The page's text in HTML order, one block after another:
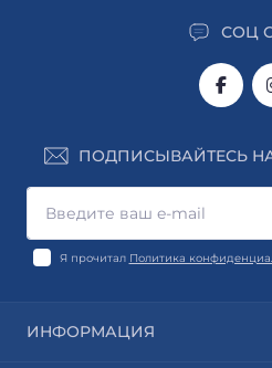
СОЦ
ПОДПИСЫВАЙТЕСЬ
Я прочитал Политика
ИНФОРМАЦИЯ